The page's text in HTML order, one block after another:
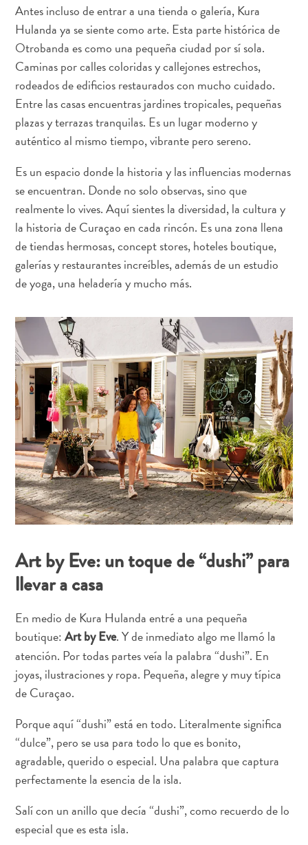
buceo
y
snorkel
Spa
bienestar
Vida
nocturna
entretenimiento
quedarse?
Apartamentos
de
vacaciones
Hoteles
y
Resorts
incluido
Planifica
visita
Antes incluso de entrar a una tienda o galería, Kura
Hulanda ya se siente como arte. Esta parte histórica de
Otrobanda es como una pequeña ciudad por sí sola.
Caminas por calles coloridas y callejones estrechos,
rodeados de edificios restaurados con mucho cuidado.
Entre las casas encuentras jardines tropicales, pequeñas
plazas y terrazas tranquilas. Es un lugar moderno y
auténtico al mismo tiempo, vibrante pero sereno.
Es un espacio donde la historia y las influencias modernas
se encuentran. Donde no solo observas, sino que
realmente lo vives. Aquí sientes la diversidad, la cultura y
la historia de Curaçao en cada rincón. Es una zona llena
de tiendas hermosas, concept stores, hoteles boutique,
galerías y restaurantes increíbles, además de un estudio
de yoga, una heladería y mucho más.
Art by Eve: un toque de “dushi” para
llevar a casa
En medio de Kura Hulanda entré a una pequeña
boutique:Art by Eve. Y de inmediato algo me llamó la
atención. Por todas partes veía la palabra “dushi”. En
joyas, ilustraciones y ropa. Pequeña, alegre y muy típica
de Curaçao.
Porque aquí “dushi” está en todo. Literalmente significa
“dulce”, pero se usa para todo lo que es bonito,
agradable, querido o especial. Una palabra que captura
perfectamente la esencia de la isla.
Salí con un anillo que decía “dushi”, como recuerdo de lo
especial que es esta isla.